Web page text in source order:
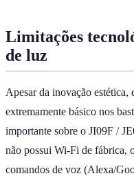
Limitações
de luz
Apesar da inovação
extremamente básico nos
importante sobre o JI09F /
não possui Wi-Fi de fábrica,
comandos de voz (Alexa/